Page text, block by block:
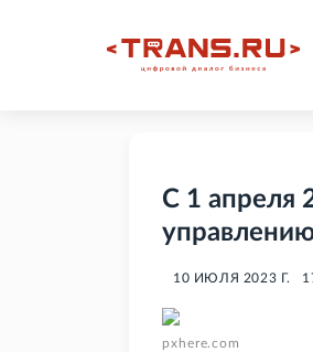
С 1 апреля
10 ИЮЛЯ 2023 Г.
pxhere.com